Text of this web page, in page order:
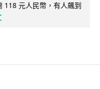
118 元人民幣，有人飆到